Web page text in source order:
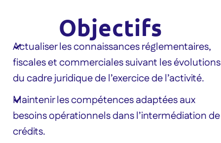
Objectifs
Actualiser les connaissances réglementaires,
fiscales et commerciales suivant les évolutions
du cadre juridique de l’exercice de l’activité.
Maintenir les compétences adaptées aux
besoins opérationnels dans l’intermédiation de
crédits.